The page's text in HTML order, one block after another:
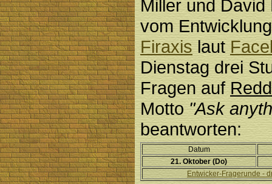
Miller und David
vom
Firaxislaut
Dienstag drei
Fragen auf
Motto"Ask
beantworten:
Datum
21. Oktober (Do)
Entwicker-Fragerunde -